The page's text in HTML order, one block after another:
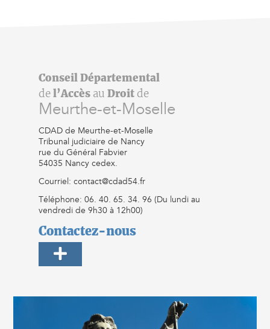
Conseil Départemental
del’Accès au Droit de
Meurthe-et-Moselle
CDAD de Meurthe-et-Moselle
Tribunal judiciaire de Nancy
rue du Général Fabvier
54035 Nancy cedex.
Courriel: contact@cdad54.fr
Téléphone: 06. 40. 65. 34. 96 (Du lundi au
vendredi de 9h30 à 12h00)
Contactez-nous